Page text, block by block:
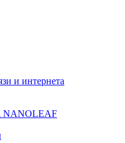
и интернета
NANOLEAF